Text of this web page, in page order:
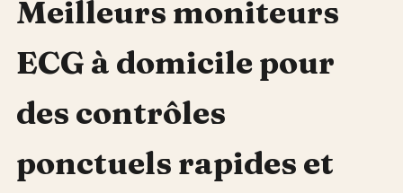
Meilleurs moniteurs
ECG à domicile pour
des contrôles
ponctuels rapides et